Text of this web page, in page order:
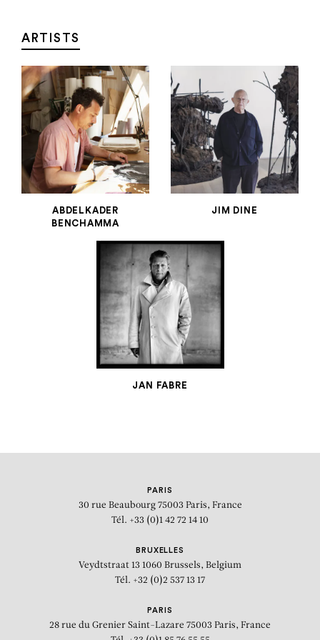
GROUP SHOW
ARTISTS
ABDELKADER
BENCHAMMA
JIM DINE
JAN FABRE
PARIS
30 rue Beaubourg 75003 Paris, France
Tél. +33 (0)1 42 72 14 10
BRUXELLES
Veydtstraat 13 1060 Brussels, Belgium
Tél. +32 (0)2 537 13 17
PARIS
28 rue du Grenier Saint-Lazare 75003 Paris, France